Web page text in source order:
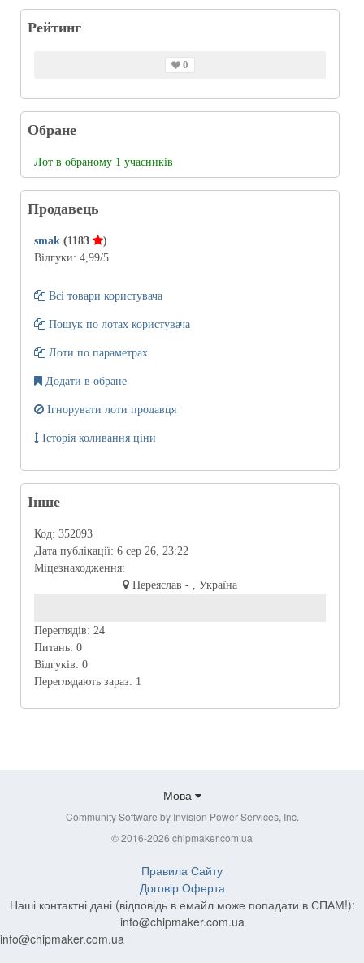
Рейтинг
0
Обране
Лот в обраному 1 учасників
Продавець
smak (1183
)
Відгуки: 4,99/5
Всі товари користувача
Пошук по лотах користувача
Лоти по параметрах
Додати в обране
Ігнорувати лоти продавця
Історія коливання ціни
Інше
Код: 352093
Дата публікації: 6 сер 26, 23:22
Міцезнаходження:
Переяслав - , Україна
Переглядів: 24
Питань: 0
Відгуків: 0
Переглядають зараз: 1
Мова
Community Software by Invision Power Services, Inc.
© 2016-2026 chipmaker.com.ua
Правила Сайту
Договір Оферта
Наші контактні дані (відповідь в емайл може попадати в СПАМ!):
info@chipmaker.com.ua
info@chipmaker.com.ua